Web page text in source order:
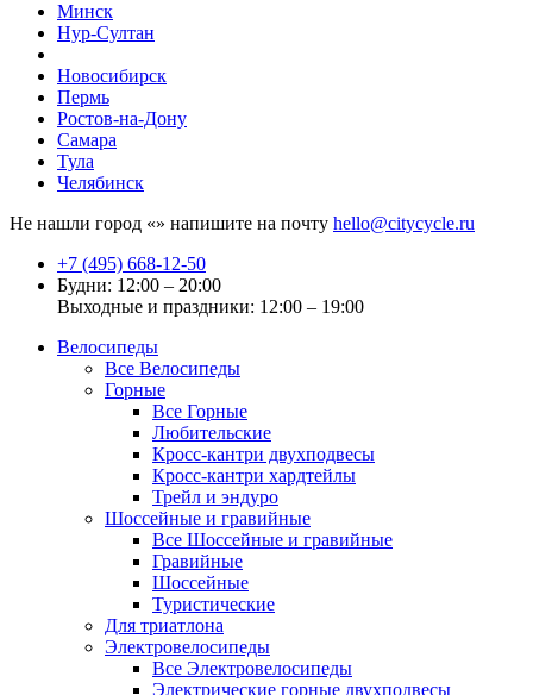
Минск
Нур-Султан
Новосибирск
Пермь
Ростов-на-Дону
Самара
Тула
Челябинск
Не нашли город «» напишите на почту hello@citycycle.ru
+7 (495) 668-12-50
Будни: 12:00 – 20:00
Выходные и праздники: 12:00 – 19:00
Велосипеды
Все Велосипеды
Горные
Все Горные
Любительские
Кросс-кантри двухподвесы
Кросс-кантри хардтейлы
Трейл и эндуро
Шоссейные и гравийные
Все Шоссейные и гравийные
Гравийные
Шоссейные
Туристические
Для триатлона
Электровелосипеды
Все Электровелосипеды
Электрические горные двухподвесы